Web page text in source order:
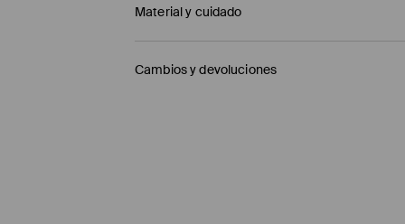
Material y cuidado
1º TELA : 50% MODAL, 45% ALGODÓN, 5%
Cambios y devoluciones